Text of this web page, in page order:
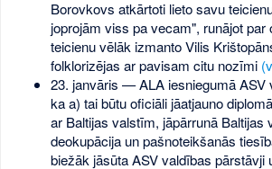
Borovkovs atkārtoti lieto savu
joprojām viss pa vecam", runājot par
teicienu vēlāk izmanto Vilis
folklorizējas ar pavisam citu nozīmi
23. janvāris — ALA iesniegumā ASV
ka a) tai būtu oficiāli jāatjauno
ar Baltijas valstīm, jāpārrunā Baltijas
deokupācija un pašnoteikšanās
biežāk jāsūta ASV valdības pārstāvji